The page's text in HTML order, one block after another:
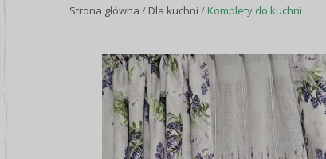
Strona główna / Dla kuchni /Komplety do kuchni